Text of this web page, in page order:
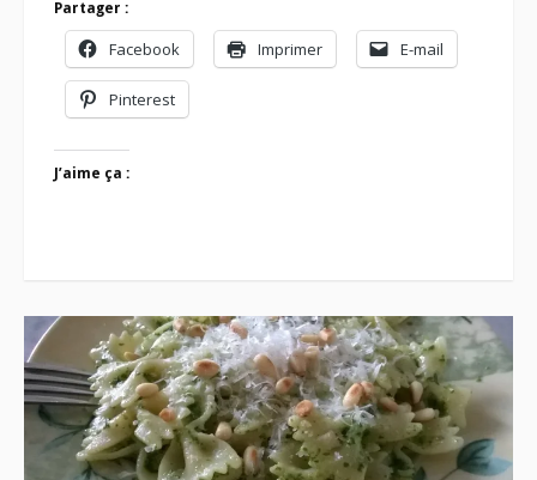
Partager :
Facebook Imprimer E-mail
Pinterest
J’aime ça :